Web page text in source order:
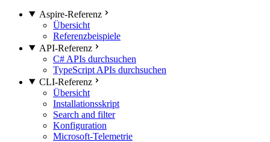
Aspire-Referenz
Übersicht
Referenzbeispiele
API-Referenz
C# APIs durchsuchen
TypeScript APIs durchsuchen
CLI-Referenz
Übersicht
Installationsskript
Search and filter
Konfiguration
Microsoft-Telemetrie